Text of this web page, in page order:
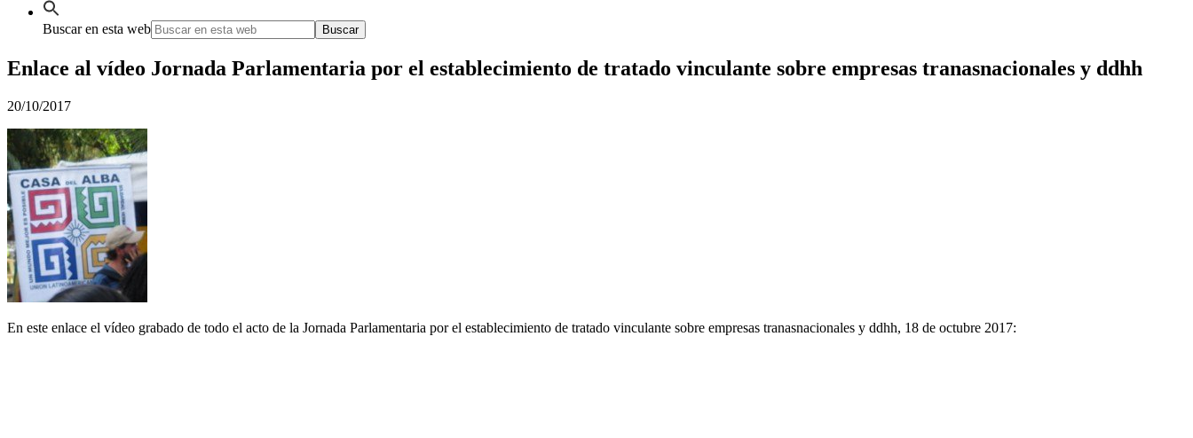
Buscar en esta web
Enlace al vídeo Jornada Parlamentaria por el establecimiento de tratado vinculante sobre empresas tranasnacionales y ddhh
20/10/2017
En este enlace el vídeo grabado de todo el acto de la Jornada Parlamentaria por el establecimiento de tratado vinculante sobre empresas tranasnacionales y ddhh, 18 de octubre 2017: